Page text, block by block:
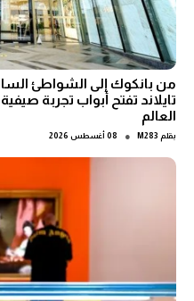
من بانكوك إلى الشواطئ
تايلاند تفتح أبواب تجربة
العالم
بقلم M283
● 08 أغسطس 2026